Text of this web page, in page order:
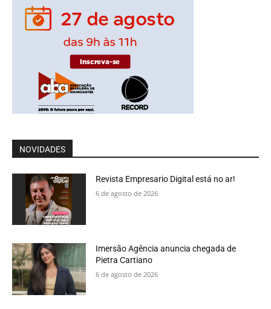
NOVIDADES
Revista Empresario Digital está no ar!
6 de agosto de 2026
Imersão Agência anuncia chegada de
Pietra Cartiano
6 de agosto de 2026